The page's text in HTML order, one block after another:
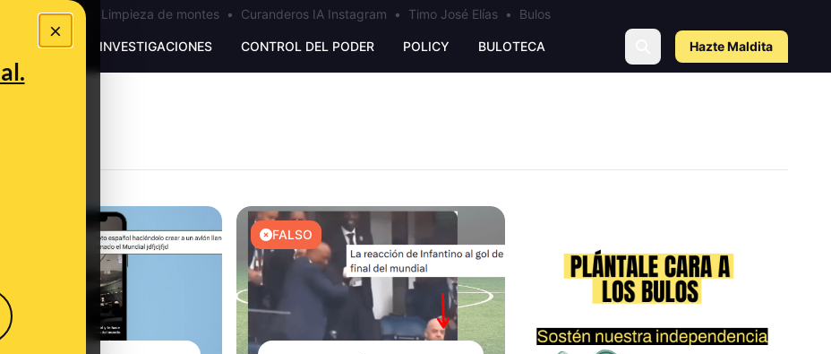
×
Bulos Ceuta • Limpieza de montes • Curanderos IA Instagram • Timo José Elías • Bulos
PREBUNKING INVESTIGACIONES CONTROL DEL PODER POLICY BULOTECA Hazte Maldita
FALSO